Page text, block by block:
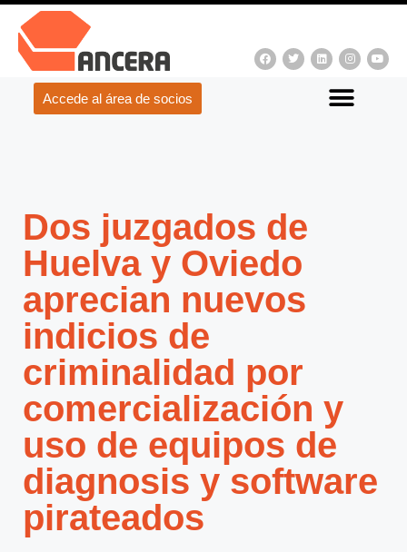
Accede al área de socios
Dos juzgados de
Huelva y Oviedo
aprecian nuevos
indicios de
criminalidad por
comercialización y
uso de equipos de
diagnosis y software
pirateados